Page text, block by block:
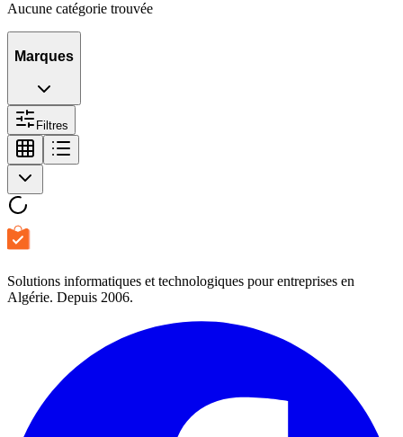
Aucune catégorie trouvée
Marques
Filtres
Solutions informatiques et technologiques pour entreprises en
Algérie. Depuis 2006.